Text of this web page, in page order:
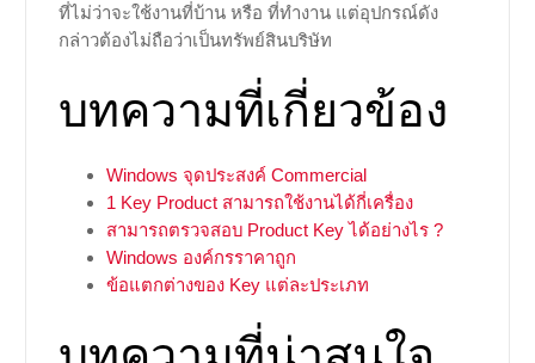
ที่ไม่ว่าจะใช้งานที่บ้าน หรือ ที่ทำงาน แต่อุปกรณ์ดัง
กล่าวต้องไม่ถือว่าเป็นทรัพย์สินบริษัท
บทความที่เกี่ยวข้อง
Windows จุดประสงค์ Commercial
1 Key Product สามารถใช้งานได้กี่เครื่อง
สามารถตรวจสอบ Product Key ได้อย่างไร ?
Windows องค์กรราคาถูก
ข้อแตกต่างของ Key แต่ละประเภท